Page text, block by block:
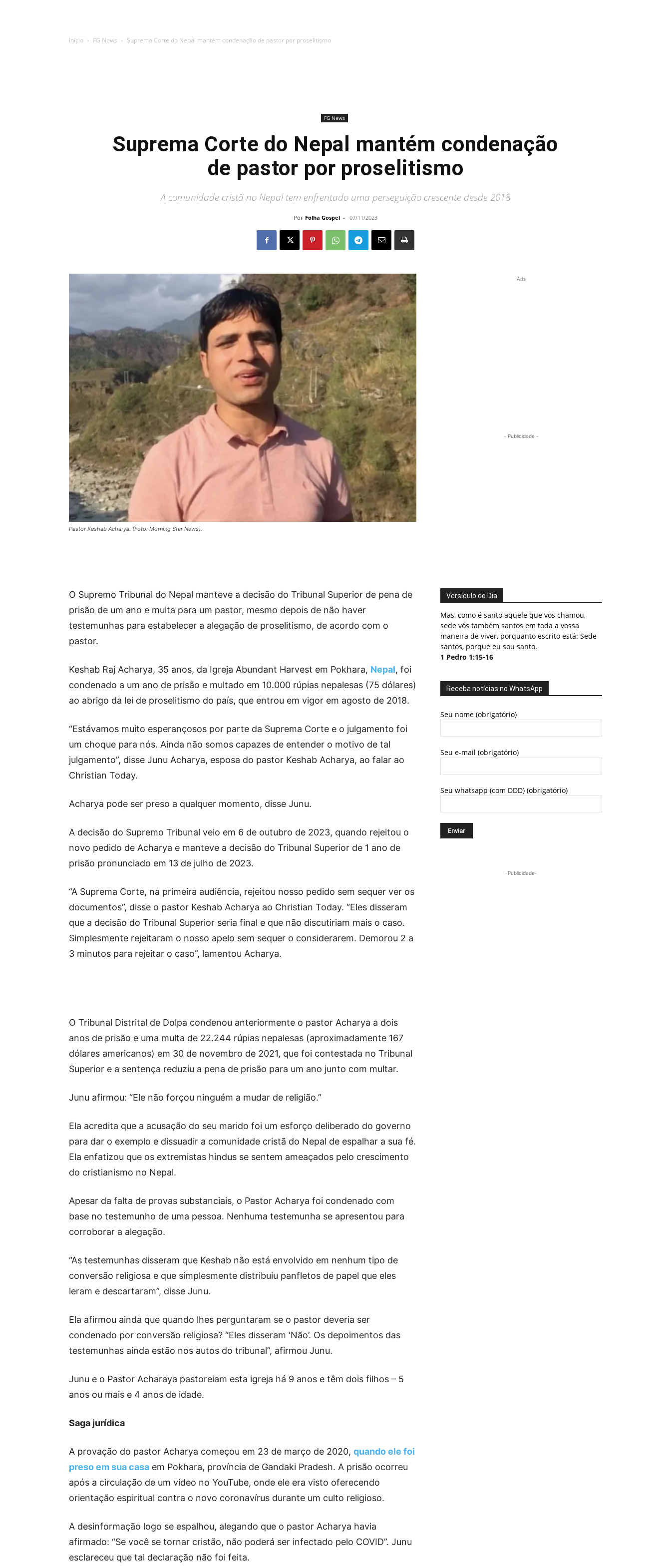
Início FG News Suprema Corte do Nepal mantém condenação de pastor por proselitismo
FG News
Suprema Corte do Nepal mantém condenação
de pastor por proselitismo
A comunidade cristã no Nepal tem enfrentado uma perseguição crescente desde 2018
Por Folha Gospel - 07/11/2023
Pastor Keshab Acharya. (Foto: Morning Star News).
O Supremo Tribunal do Nepal manteve a decisão do Tribunal Superior de pena de
prisão de um ano e multa para um pastor, mesmo depois de não haver
testemunhas para estabelecer a alegação de proselitismo, de acordo com o
pastor.
Keshab Raj Acharya, 35 anos, da Igreja Abundant Harvest em Pokhara, Nepal, foi
condenado a um ano de prisão e multado em 10.000 rúpias nepalesas (75 dólares)
ao abrigo da lei de proselitismo do país, que entrou em vigor em agosto de 2018.
“Estávamos muito esperançosos por parte da Suprema Corte e o julgamento foi
um choque para nós. Ainda não somos capazes de entender o motivo de tal
julgamento”, disse Junu Acharya, esposa do pastor Keshab Acharya, ao falar ao
Christian Today.
Acharya pode ser preso a qualquer momento, disse Junu.
A decisão do Supremo Tribunal veio em 6 de outubro de 2023, quando rejeitou o
novo pedido de Acharya e manteve a decisão do Tribunal Superior de 1 ano de
prisão pronunciado em 13 de julho de 2023.
“A Suprema Corte, na primeira audiência, rejeitou nosso pedido sem sequer ver os
documentos”, disse o pastor Keshab Acharya ao Christian Today. “Eles disseram
que a decisão do Tribunal Superior seria final e que não discutiriam mais o caso.
Simplesmente rejeitaram o nosso apelo sem sequer o considerarem. Demorou 2 a
3 minutos para rejeitar o caso”, lamentou Acharya.
O Tribunal Distrital de Dolpa condenou anteriormente o pastor Acharya a dois
anos de prisão e uma multa de 22.244 rúpias nepalesas (aproximadamente 167
dólares americanos) em 30 de novembro de 2021, que foi contestada no Tribunal
Superior e a sentença reduziu a pena de prisão para um ano junto com multar.
Junu afirmou: “Ele não forçou ninguém a mudar de religião.”
Ela acredita que a acusação do seu marido foi um esforço deliberado do governo
para dar o exemplo e dissuadir a comunidade cristã do Nepal de espalhar a sua fé.
Ela enfatizou que os extremistas hindus se sentem ameaçados pelo crescimento
do cristianismo no Nepal.
Apesar da falta de provas substanciais, o Pastor Acharya foi condenado com
base no testemunho de uma pessoa. Nenhuma testemunha se apresentou para
corroborar a alegação.
“As testemunhas disseram que Keshab não está envolvido em nenhum tipo de
conversão religiosa e que simplesmente distribuiu panfletos de papel que eles
leram e descartaram”, disse Junu.
Ela afirmou ainda que quando lhes perguntaram se o pastor deveria ser
condenado por conversão religiosa? “Eles disseram ‘Não’. Os depoimentos das
testemunhas ainda estão nos autos do tribunal”, afirmou Junu.
Junu e o Pastor Acharaya pastoreiam esta igreja há 9 anos e têm dois filhos – 5
anos ou mais e 4 anos de idade.
Saga jurídica
A provação do pastor Acharya começou em 23 de março de 2020, quando ele foi
preso em sua casa em Pokhara, província de Gandaki Pradesh. A prisão ocorreu
após a circulação de um vídeo no YouTube, onde ele era visto oferecendo
orientação espiritual contra o novo coronavírus durante um culto religioso.
A desinformação logo se espalhou, alegando que o pastor Acharya havia
afirmado: “Se você se tornar cristão, não poderá ser infectado pelo COVID”. Junu
esclareceu que tal declaração não foi feita.
Ads
- Publicidade -
Versículo do Dia
Mas, como é santo aquele que vos chamou,
sede vós também santos em toda a vossa
maneira de viver, porquanto escrito está: Sede
santos, porque eu sou santo.
1 Pedro 1:15-16
Receba notícias no WhatsApp
Seu nome (obrigatório)
Seu e-mail (obrigatório)
Seu whatsapp (com DDD) (obrigatório)
-Publicidade-